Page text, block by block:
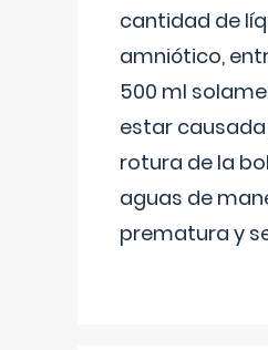
cantidad de
amniótico,
500 ml
estar
rotura de la
aguas de
prematura y